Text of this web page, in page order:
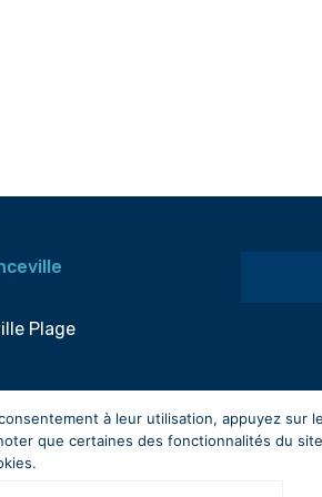
Plage
à leur utilisation, appuyez sur
que certaines des fonctionnalités du